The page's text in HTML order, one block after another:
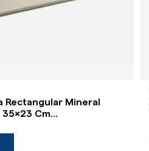
Rectangular Mineral
35x23 Cm...